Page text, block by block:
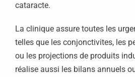
cataracte.
La clinique assure toutes les
telles que les conjonctivites, les
ou les projections de produits
réalise aussi les bilans annuels